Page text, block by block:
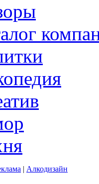
| Алкодизайн